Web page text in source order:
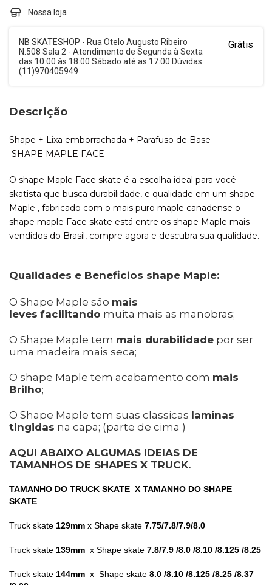
Nossa loja
NB SKATESHOP - Rua Otelo Augusto Ribeiro
N.508 Sala 2 - Atendimento de Segunda à Sexta
das 10:00 às 18:00 Sábado até as 17:00 Dúvidas
(11)970405949
Grátis
Descrição
Shape + Lixa emborrachada + Parafuso de Base
SHAPE MAPLE FACE
O shape Maple Face skate é a escolha ideal para você
skatista que busca durabilidade, e qualidade em um shape
Maple , fabricado com o mais puro maple canadense o
shape maple Face skate está entre os shape Maple mais
vendidos do Brasil, compre agora e descubra sua qualidade.
Qualidades e Beneficios shape Maple:
O Shape Maple são mais
leves facilitando muita mais as manobras;
O Shape Maple tem mais durabilidade por ser
uma madeira mais seca;
O shape Maple tem acabamento com mais
Brilho;
O Shape Maple tem suas classicas laminas
tingidas na capa; (parte de cima )
AQUI ABAIXO ALGUMAS IDEIAS DE
TAMANHOS DE SHAPES X TRUCK.
TAMANHO DO TRUCK SKATE X TAMANHO DO SHAPE
SKATE
Truck skate 129mm x Shape skate 7.75/7.8/7.9/8.0
Truck skate 139mm x Shape skate 7.8/7.9 /8.0 /8.10 /8.125 /8.25
Truck skate 144mm x Shape skate 8.0 /8.10 /8.125 /8.25 /8.37